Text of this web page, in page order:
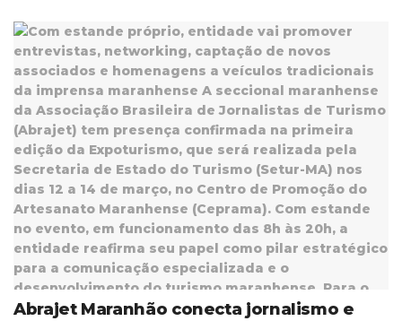
Abrajet Maranhão conecta jornalismo e